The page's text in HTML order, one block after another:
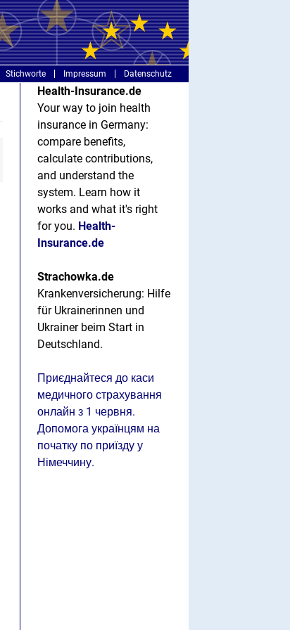
Stichworte Impressum Datenschutz
Health-Insurance.de
Your way to join health
insurance in Germany:
compare benefits,
calculate contributions,
and understand the
system. Learn how it
works and what it's right
for you. Health-
Insurance.de
Strachowka.de
Krankenversicherung: Hilfe
für Ukrainerinnen und
Ukrainer beim Start in
Deutschland.
Приєднайтеся до каси
медичного страхування
онлайн з 1 червня.
Допомога українцям на
початку по приїзду у
Німеччину.